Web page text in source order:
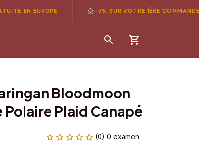
EUROPE -5% SUR VOTRE 1ÈRE COMMANDE —
Bloodmoon
Polaire Plaid Canapé
(0) 0 examen